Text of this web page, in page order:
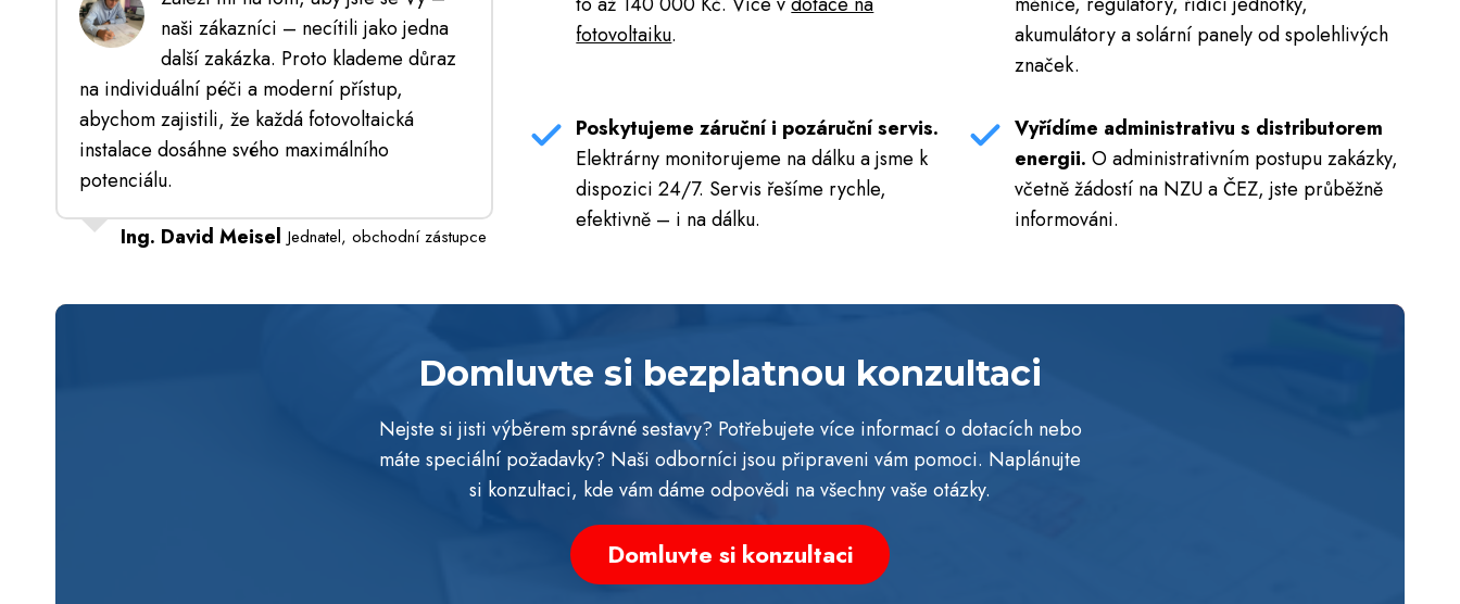
naši zákazníci – necítili jako jedna
další zakázka. Proto klademe důraz
na individuální péči a moderní přístup,
abychom zajistili, že každá fotovoltaická
instalace dosáhne svého maximálního
potenciálu.
Ing. David Meisel Jednatel, obchodní zástupce
fotovoltaiku.
akumulátory a solární panely od spolehlivých
značek.
Poskytujeme záruční i pozáruční servis.
Elektrárny monitorujeme na dálku a jsme k
dispozici 24/7. Servis řešíme rychle,
efektivně – i na dálku.
Vyřídíme administrativu s distributorem
energii. O administrativním postupu zakázky,
včetně žádostí na NZU a ČEZ, jste průběžně
informováni.
Domluvte si bezplatnou konzultaci
Nejste si jisti výběrem správné sestavy? Potřebujete více informací o dotacích nebo
máte speciální požadavky? Naši odborníci jsou připraveni vám pomoci. Naplánujte
si konzultaci, kde vám dáme odpovědi na všechny vaše otázky.
Domluvte si konzultaci